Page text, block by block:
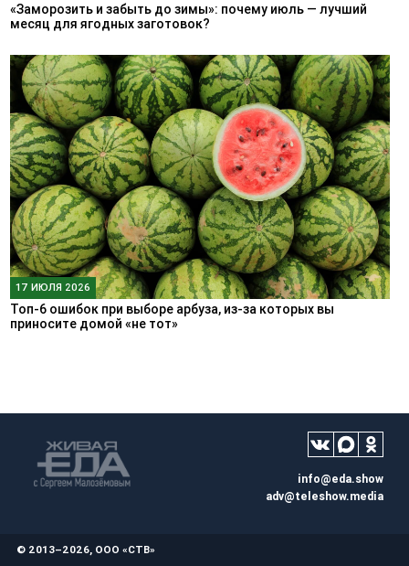
«Заморозить и забыть до зимы»: почему июль — лучший
месяц для ягодных заготовок?
17 ИЮЛЯ 2026
Топ-6 ошибок при выборе арбуза, из-за которых вы
приносите домой «не тот»
info@eda.show
adv@teleshow.media
© 2013–2026, ООО «СТВ»